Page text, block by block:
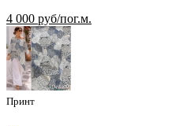
4 000 руб/пог.м.
Принт